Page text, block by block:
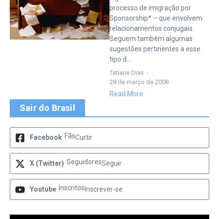
processo de imigração por
Sponsorship* – que envolvem
relacionamentos conjugais.
Seguem também algumas
sugestões pertinentes a esse
tipo d...
Tatiane Dias
28 de março de 2008
Read More
Sair do Brasil
Facebook FãsCurtir
X (Twitter) SeguidoresSeguir
Youtube Inscritos Inscrever-se